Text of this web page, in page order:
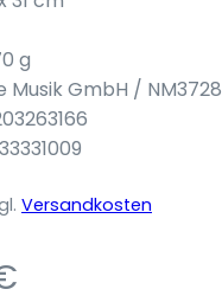
g
Musik GmbH / NM3728
Versandkosten